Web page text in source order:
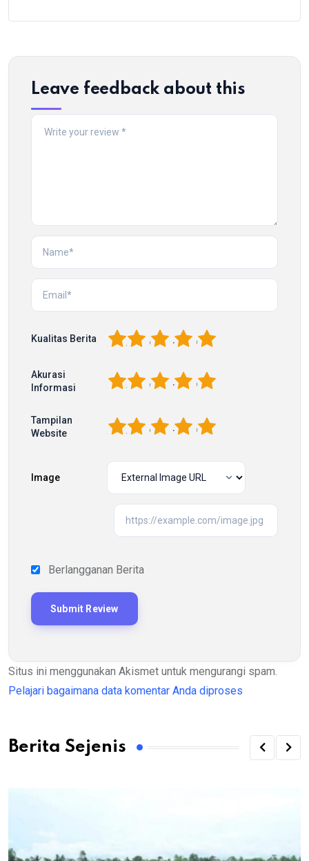
Leave feedback about this
Kualitas Berita 5
4
3
2
Akurasi
Informasi
5
4
3
2
Tampilan
Website
5
4
3
2
Image
Berlangganan Berita
Situs ini menggunakan Akismet untuk mengurangi spam.
Pelajari bagaimana data komentar Anda diproses
Berita Sejenis